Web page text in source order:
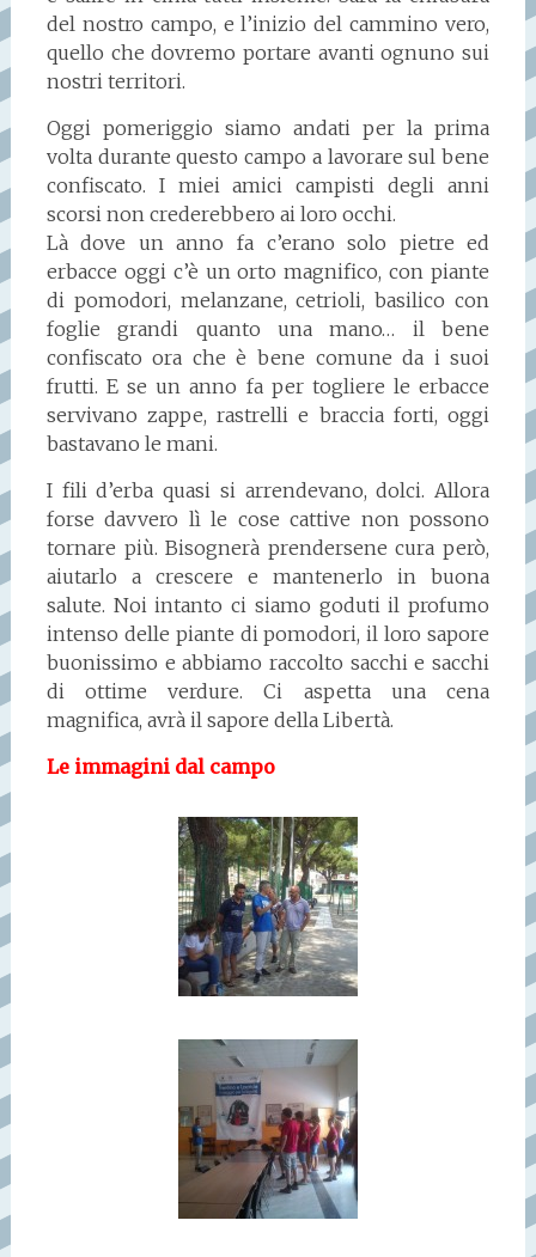
del nostro campo, e l’inizio del cammino vero,
quello che dovremo portare avanti ognuno sui
nostri territori.
Oggi pomeriggio siamo andati per la prima
volta durante questo campo a lavorare sul bene
confiscato. I miei amici campisti degli anni
scorsi non crederebbero ai loro occhi.
Là dove un anno fa c’erano solo pietre ed
erbacce oggi c’è un orto magnifico, con piante
di pomodori, melanzane, cetrioli, basilico con
foglie grandi quanto una mano… il bene
confiscato ora che è bene comune da i suoi
frutti. E se un anno fa per togliere le erbacce
servivano zappe, rastrelli e braccia forti, oggi
bastavano le mani.
I fili d’erba quasi si arrendevano, dolci. Allora
forse davvero lì le cose cattive non possono
tornare più. Bisognerà prendersene cura però,
aiutarlo a crescere e mantenerlo in buona
salute. Noi intanto ci siamo goduti il profumo
intenso delle piante di pomodori, il loro sapore
buonissimo e abbiamo raccolto sacchi e sacchi
di ottime verdure. Ci aspetta una cena
magnifica, avrà il sapore della Libertà.
Le immagini dal campo